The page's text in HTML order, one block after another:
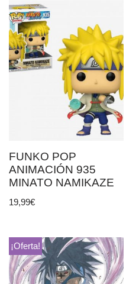
FUNKO POP
ANIMACIÓN 935
MINATO NAMIKAZE
19,99€
¡Oferta!